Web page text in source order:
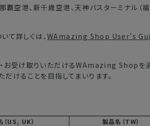
空港、新千歳空港、天神バスターミナル（福
て詳しくは、WAmazing Shop User’s
お受け取りいただけるWAmazing Shopを通
けることを目指してまいります。
（US, UK）
製品名（TW）